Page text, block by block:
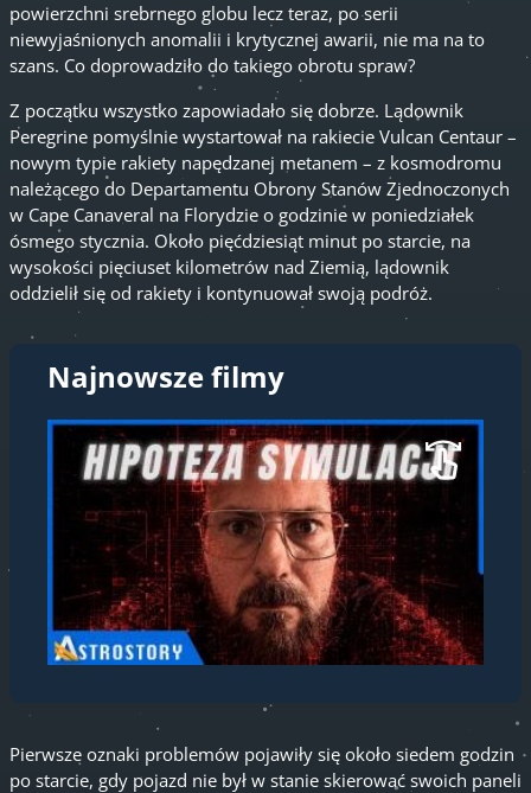
powierzchni srebrnego globu lecz teraz, po serii
niewyjaśnionych anomalii i krytycznej awarii, nie ma na to
szans. Co doprowadziło do takiego obrotu spraw?
Z początku wszystko zapowiadało się dobrze. Lądownik
Peregrine pomyślnie wystartował na rakiecie Vulcan Centaur –
nowym typie rakiety napędzanej metanem – z kosmodromu
należącego do Departamentu Obrony Stanów Zjednoczonych
w Cape Canaveral na Florydzie o godzinie w poniedziałek
ósmego stycznia. Około pięćdziesiąt minut po starcie, na
wysokości pięciuset kilometrów nad Ziemią, lądownik
oddzielił się od rakiety i kontynuował swoją podróż.
Najnowsze filmy
Pierwsze oznaki problemów pojawiły się około siedem godzin
po starcie, gdy pojazd nie był w stanie skierować swoich paneli